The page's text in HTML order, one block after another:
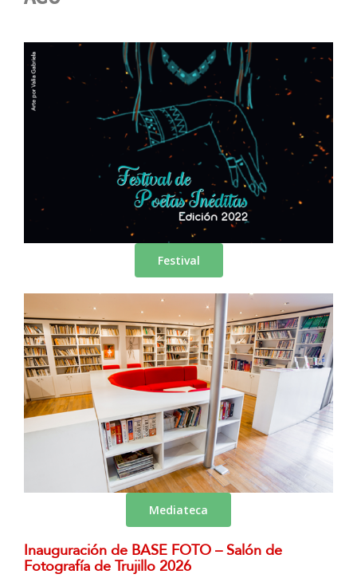
Festival
Mediateca
Inauguración de BASE FOTO – Salón de
Fotografía de Trujillo 2026